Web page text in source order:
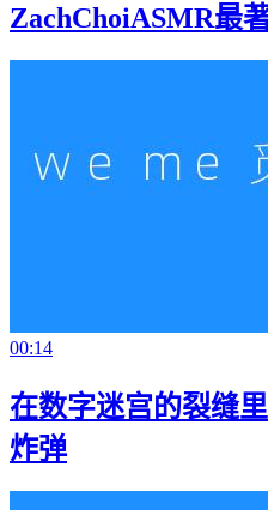
ZachChoiASMR最
00:14
在数字迷宫的裂缝
炸弹